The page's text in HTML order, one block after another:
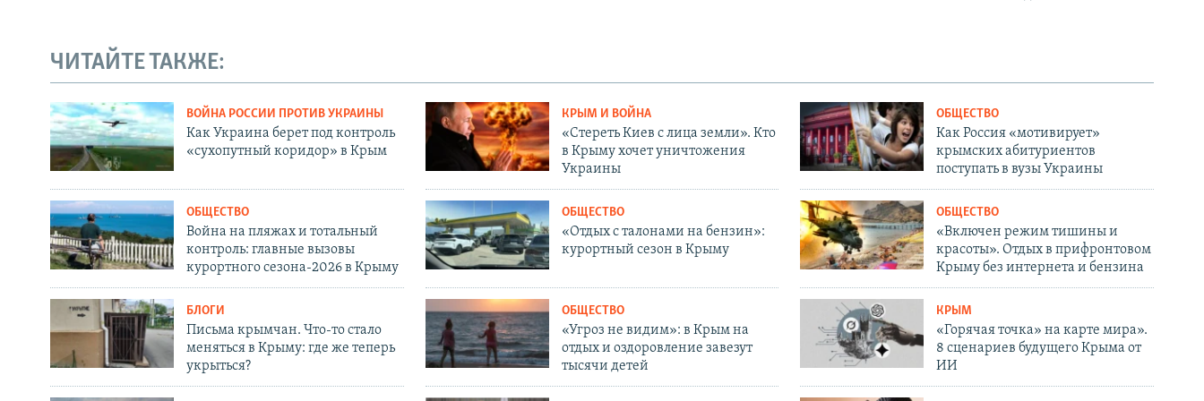
ЧИТАЙТЕ ТАКЖЕ:
ВОЙНА РОССИИ ПРОТИВ УКРАИНЫ
Как Украина берет под контроль
«сухопутный коридор» в Крым
КРЫМ И ВОЙНА
«Стереть Киев с лица земли». Кто
в Крыму хочет уничтожения
Украины
ОБЩЕСТВО
Как Россия «мотивирует»
крымских абитуриентов
поступать в вузы Украины
ОБЩЕСТВО
Война на пляжах и тотальный
контроль: главные вызовы
курортного сезона-2026 в Крыму
ОБЩЕСТВО
«Отдых с талонами на бензин»:
курортный сезон в Крыму
ОБЩЕСТВО
«Включен режим тишины и
красоты». Отдых в прифронтовом
Крыму без интернета и бензина
БЛОГИ
Письма крымчан. Что-то стало
меняться в Крыму: где же теперь
укрыться?
ОБЩЕСТВО
«Угроз не видим»: в Крым на
отдых и оздоровление завезут
тысячи детей
КРЫМ
«Горячая точка» на карте мира».
8 сценариев будущего Крыма от
ИИ